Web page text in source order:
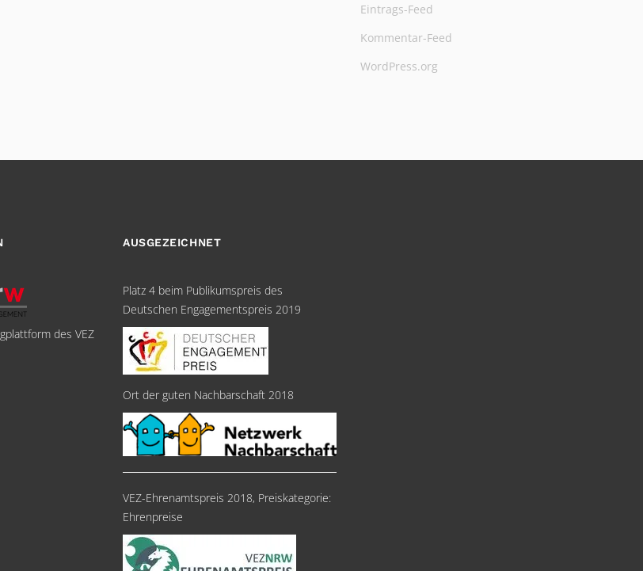
Eintrags-Feed
Kommentar-Feed
WordPress.org
des VEZ
AUSGEZEICHNET
Platz 4 beim Publikumspreis des
Deutschen Engagementspreis 2019
Ort der guten Nachbarschaft 2018
VEZ-Ehrenamtspreis 2018, Preiskategorie:
Ehrenpreise